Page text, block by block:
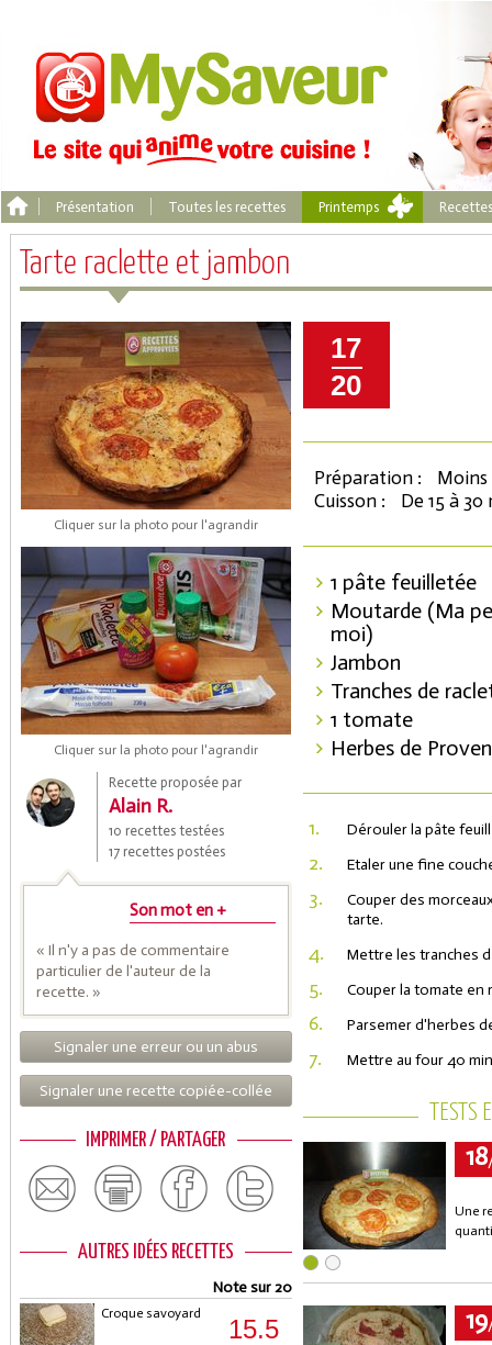
Présentation Toutes les recettes Printemps
Tarte raclette et jambon
Cliquer sur la photo pour l'agrandir
Cliquer sur la photo pour l'agrandir
Recette proposée par
Alain R.
10 recettes testées
17 recettes postées
Son mot en +
« Il n'y a pas de commentaire
particulier de l'auteur de la
recette. »
Signaler une erreur ou un abus
Signaler une recette copiée-collée
IMPRIMER / PARTAGER
AUTRES IDÉES RECETTES
Note sur 20
Croque savoyard
15.5
17
20
Préparation :
Moins
Cuisson :
De 15 à
1 pâte feuilletée
Moutarde (Ma
moi)
Jambon
Tranches de
1 tomate
Herbes de
1. Dérouler la pâte
2. Etaler une fine
3.
Couper des
tarte.
4. Mettre les tranches
5. Couper la tomate
6. Parsemer d'herbes
7. Mettre au four 40 min
18
Une
19
Coupons de réduction
Saveurs de l'Année